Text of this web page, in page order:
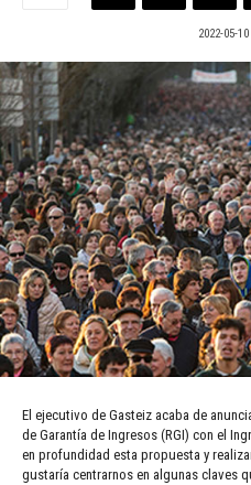
2022-05-10
El ejecutivo de Gasteiz acaba de
de Garantía de Ingresos (RGI) con el
en profundidad esta propuesta y
gustaría centrarnos en algunas claves